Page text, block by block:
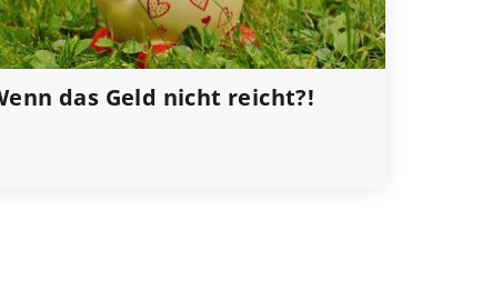
das Geld nicht reicht?!